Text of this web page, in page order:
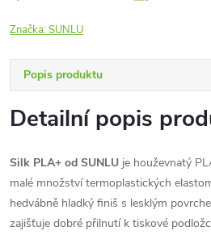
Značka:SUNLU
Popis produktu
Detailní popis
Silk PLA+ od SUNLU je houževnatý
malé množství termoplastických
hedvábně hladký finiš s lesklým
zajišťuje dobré přilnutí k tiskové